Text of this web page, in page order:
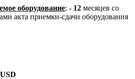
оборудование: - 12 месяцев со
акта приемки-сдачи оборудования
USD